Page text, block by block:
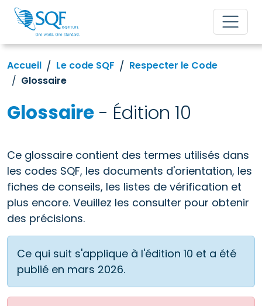
Accueil Le code SQF
Respecter le Code
Glossaire
Glossaire - Édition 10
Ce glossaire contient des termes utilisés dans
les codes SQF, les documents d'orientation, les
fiches de conseils, les listes de vérification et
plus encore. Veuillez les consulter pour obtenir
des précisions.
Ce qui suit s'applique à l'édition 10 et a été
publié en mars 2026.